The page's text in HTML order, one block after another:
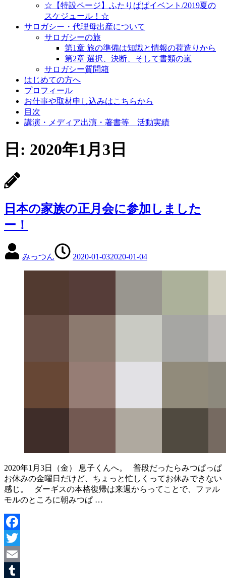
☆【特設ページ】ふたりぱぱイベント/2019夏の
スケジュール！☆
サロガシー・代理母出産について
サロガシーの旅
第1章 旅の準備は知識と情報の荷造りから
第2章 選択、決断、そして書類の嵐
サロガシー質問箱
はじめての方へ
プロフィール
お仕事や取材申し込みはこちらから
目次
講演・メディア出演・著書等 活動実績
日: 2020年1月3日
日本の家族の正月会に参加しました
ー！
みっつん 2020-01-032020-01-04
2020年1月3日（金） 息子くんへ。 普段だったらみつぱっぱ
お休みの金曜日だけど、ちょっと忙しくってお休みできない
感じ。 ダーギスの本格復帰は来週からってことで、ファル
モルのところに朝みつぱ …
Facebook
Twitter
Email